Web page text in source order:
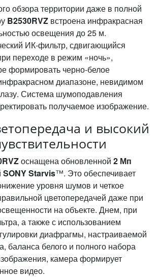
обзора территории даже в полной
B2530RVZ встроена инфракрасная
освещения до 25 м.
ИК-фильтр, сдвигающийся
переходе в режим «ночь»,
формировать черно-белое
диапазоне, невидимом
Система шумоподавления
получаемое изображение.
и высокий
оснащена обновленной 2 Мп
SONY Starvis™. Это обеспечивает
уровня шумов и четкое
цветопередачей даже при
на объекте. Днем, при
а также с использованием
диафрагмы, настраиваемой
баланса белого и полного набора
камера формирует
видео.